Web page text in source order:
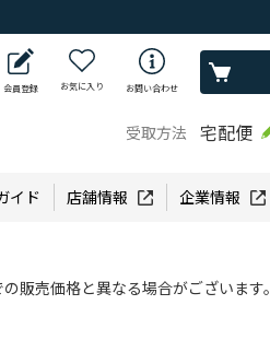
会員登録 お気に入り お問い合わせ
受取方法 宅配便
イド 店舗情報 企業情報
販売価格と異なる場合がございます。